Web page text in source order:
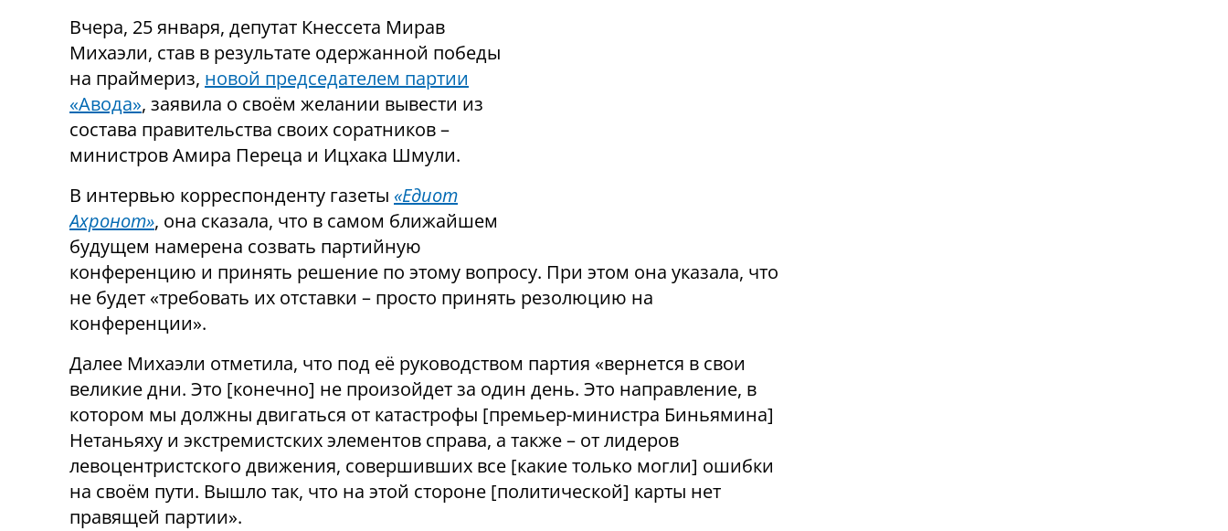
Вчера, 25 января, депутат Кнессета Мирав
Михаэли, став в результате одержанной победы
на праймериз, новой председателем партии
«Авода», заявила о своём желании вывести из
состава правительства своих соратников –
министров Амира Переца и Ицхака Шмули.
В интервью корреспонденту газеты «Едиот
Ахронот», она сказала, что в самом ближайшем
будущем намерена созвать партийную
конференцию и принять решение по этому вопросу. При этом она указала, что
не будет «требовать их отставки – просто принять резолюцию на
конференции».
Далее Михаэли отметила, что под её руководством партия «вернется в свои
великие дни. Это [конечно] не произойдет за один день. Это направление, в
котором мы должны двигаться от катастрофы [премьер-министра Биньямина]
Нетаньяху и экстремистских элементов справа, а также – от лидеров
левоцентристского движения, совершивших все [какие только могли] ошибки
на своём пути. Вышло так, что на этой стороне [политической] карты нет
правящей партии».